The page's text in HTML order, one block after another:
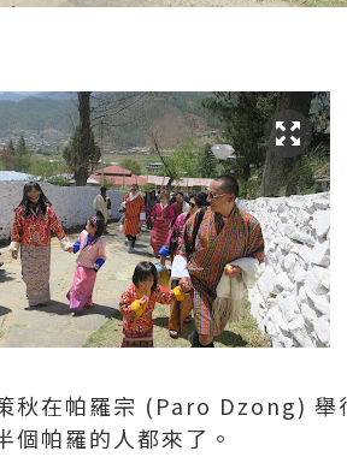
秋在帕羅宗 (Paro Dzong) 舉
個帕羅的人都來了。